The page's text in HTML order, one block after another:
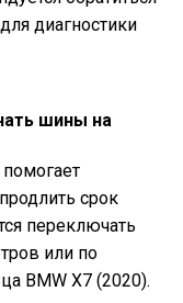
диагностики
шины на
срок
переключать
или по
BMW X7 (2020).